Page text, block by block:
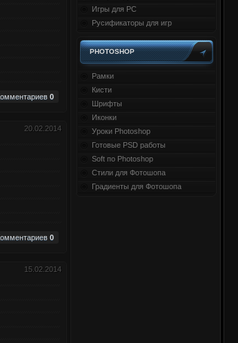
Игры для PC
Русификаторы для игр
PHOTOSHOP
Рамки
Кисти
Шрифты
Иконки
Уроки Photoshop
Готовые PSD работы
Soft по Photoshop
Стили для Фотошопа
Градиенты для Фотошопа
0
20.02.2014
0
15.02.2014